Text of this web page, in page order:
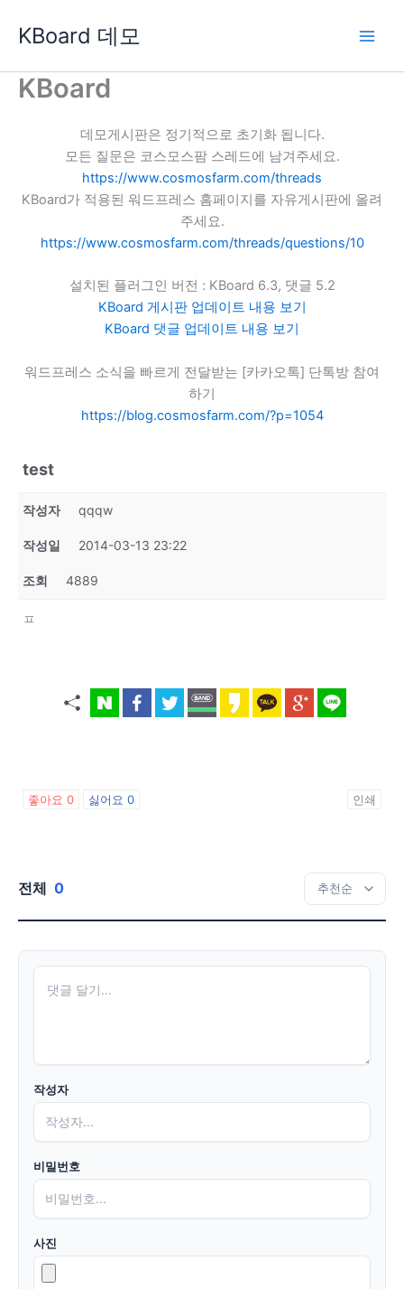
로
KBoard 데모
KBoard
데모게시판은 정기적으로 초기화 됩니다.
모든 질문은 코스모스팜 스레드에 남겨주세요.
https://www.cosmosfarm.com/threads
KBoard가 적용된 워드프레스 홈페이지를 자유게시판에 올려
주세요.
https://www.cosmosfarm.com/threads/questions/10
설치된 플러그인 버전 : KBoard 6.3, 댓글 5.2
KBoard 게시판 업데이트 내용 보기
KBoard 댓글 업데이트 내용 보기
워드프레스 소식을 빠르게 전달받는 [카카오톡] 단톡방 참여
하기
https://blog.cosmosfarm.com/?p=1054
test
작성자 qqqw
작성일 2014-03-13 23:22
조회 4889
ㅍ
좋아요 0 싫어요 0 인쇄
전체 0
작성자
비밀번호
사진